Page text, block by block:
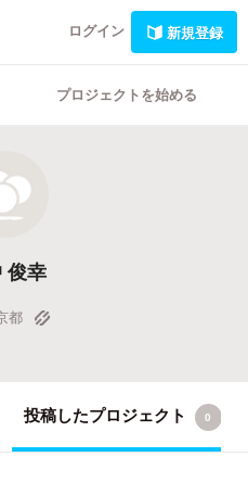
ログイン 新規登録
プロジェクトを始める
俊幸
都
投稿したプロジェクト 0